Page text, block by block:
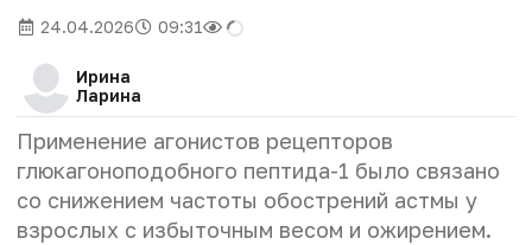
24.04.2026 09:31
Ирина
Ларина
Применение агонистов рецепторов
глюкагоноподобного пептида-1 было связано
со снижением частоты обострений астмы у
взрослых с избыточным весом и ожирением.